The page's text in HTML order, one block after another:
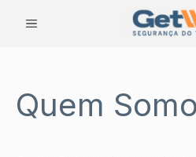
para
MENU
Quem